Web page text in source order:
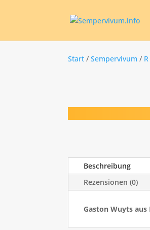
Start /Sempervivum / R
Beschreibung
Rezensionen (0)
Gaston Wuyts aus